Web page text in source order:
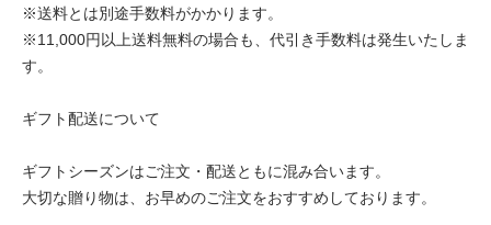
※送料とは別途手数料がかかります。
※11,000円以上送料無料の場合も、代引き手数料は発生いたしま
す。
ギフト配送について
ギフトシーズンはご注文・配送ともに混み合います。
大切な贈り物は、お早めのご注文をおすすめしております。